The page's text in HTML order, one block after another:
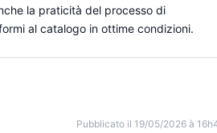
la praticità del processo di
al catalogo in ottime condizioni.
Pubblicato il 19/05/2026 à